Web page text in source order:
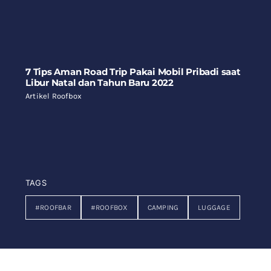
7 Tips Aman Road Trip Pakai Mobil Pribadi saat
Libur Natal dan Tahun Baru 2022
Artikel Roofbox
TAGS
#ROOFBAR #ROOFBOX CAMPING LUGGAGE